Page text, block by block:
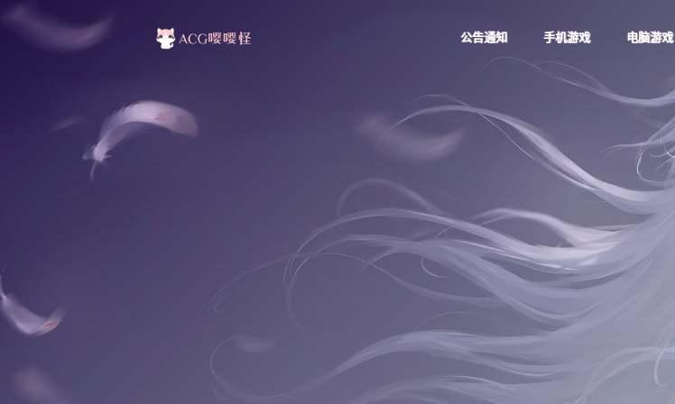
公告通知 手机游戏 电脑游戏